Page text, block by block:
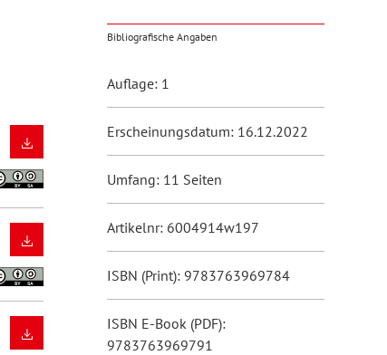
Bibliografische Angaben
Auflage: 1
Erscheinungsdatum: 16.12.2022
Umfang: 11 Seiten
Artikelnr: 6004914w197
ISBN (Print): 9783763969784
ISBN E-Book (PDF):
9783763969791